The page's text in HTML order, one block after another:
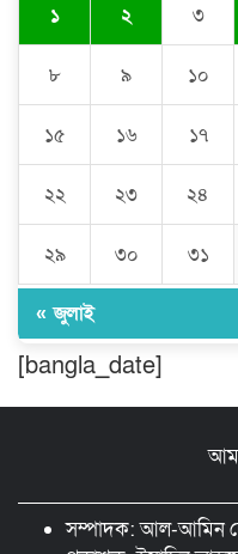
১ ২ ৩
৮ ৯ ১০
১৫ ১৬ ১৭
২২ ২৩ ২৪
২৯ ৩০ ৩১
« জুলাই
[bangla_date]
সম্পাদক: আল-আমিন